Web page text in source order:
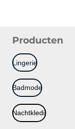
Producten
Lingerie
Badmode
Nachtkledij